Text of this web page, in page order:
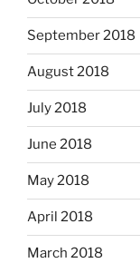
September 2018
August 2018
July 2018
June 2018
May 2018
April 2018
March 2018